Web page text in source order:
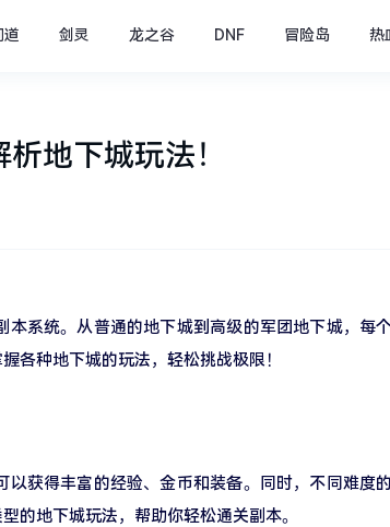
道 剑灵 龙之谷 DNF 冒险岛 热
地下城玩法！
本系统。从普通的地下城到高级的军团地下城，每
各种地下城的玩法，轻松挑战极限！
获得丰富的经验、金币和装备。同时，不同难度
的地下城玩法，帮助你轻松通关副本。